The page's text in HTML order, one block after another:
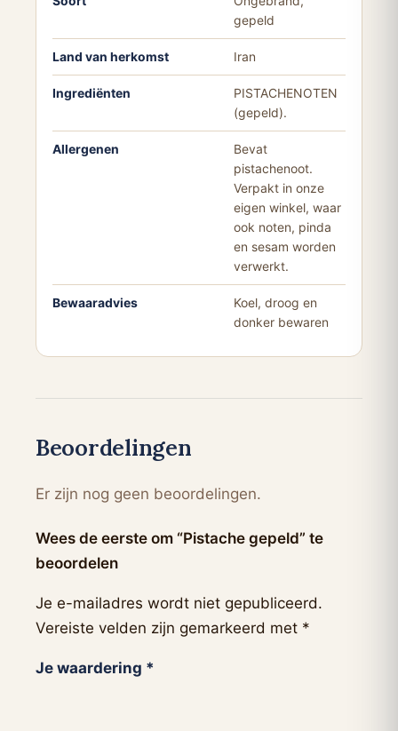
gepeld
Land van herkomst Iran
Ingrediënten
PISTACHENOTEN
(gepeld).
Allergenen
Bevat
pistachenoot.
Verpakt in onze
eigen winkel, waar
ook noten, pinda
en sesam worden
verwerkt.
Bewaaradvies
Koel, droog en
donker bewaren
Beoordelingen
Er zijn nog geen beoordelingen.
Wees de eerste om “Pistache gepeld” te
beoordelen
Je e-mailadres wordt niet gepubliceerd.
Vereiste velden zijn gemarkeerd met *
Je waardering *